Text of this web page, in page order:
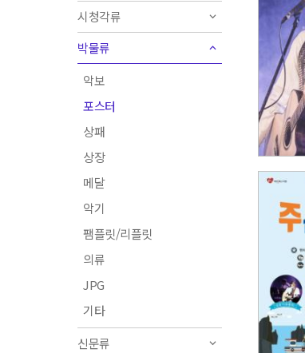
시청각류
박물류
악보
포스터
상패
상장
메달
악기
팸플릿/리플릿
의류
JPG
기타
신문류